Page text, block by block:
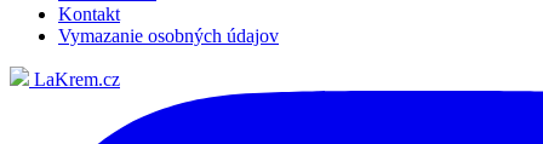
Kontakt
Vymazanie osobných údajov
LaKrem.cz